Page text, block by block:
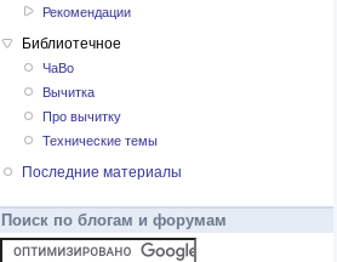
Рекомендации
Библиотечное
ЧаВо
Вычитка
Про вычитку
Технические темы
Последние материалы
Поиск по блогам и форумам